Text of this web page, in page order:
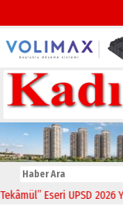
Eseri UPSD 2026